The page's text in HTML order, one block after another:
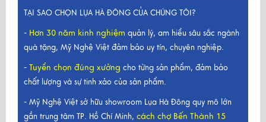
TẠI SAO CHỌN LỤA HÀ ĐÔNG CỦA CHÚNG TÔI?
- Hơn 30 năm kinh nghiệm quản lý, am hiểu sâu sắc ngành
quà tặng, Mỹ Nghệ Việt đảm bảo uy tín, chuyên nghiệp.
- Tuyển chọn đúng xưởng cho từng sản phẩm, đảm bảo
chất lượng và sự tinh xảo của sản phẩm.
- Mỹ Nghệ Việt sở hữu showroom Lụa Hà Đông quy mô lớn
gần trung tâm TP. Hồ Chí Minh, cách chợ Bến Thành 15